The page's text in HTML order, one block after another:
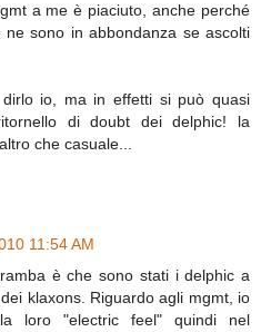
a me è piaciuto, anche perché
sono in abbondanza se ascolti
io, ma in effetti si può quasi
di doubt dei delphic! la
che casuale...
11:54 AM
è che sono stati i delphic a
klaxons. Riguardo agli mgmt, io
loro "electric feel" quindi nel